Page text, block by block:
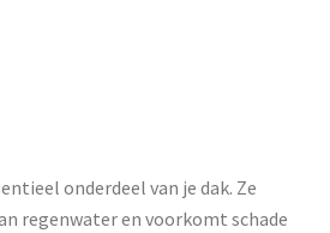
onderdeel van je dak. Ze
regenwater en voorkomt schade